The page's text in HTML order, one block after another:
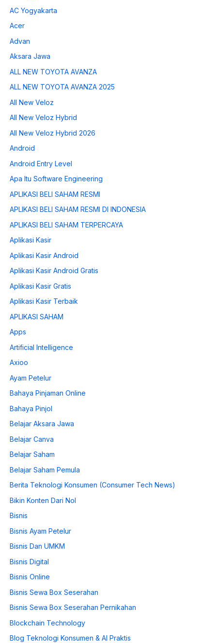
AC Yogyakarta
Acer
Advan
Aksara Jawa
ALL NEW TOYOTA AVANZA
ALL NEW TOYOTA AVANZA 2025
All New Veloz
All New Veloz Hybrid
All New Veloz Hybrid 2026
Android
Android Entry Level
Apa Itu Software Engineering
APLIKASI BELI SAHAM RESMI
APLIKASI BELI SAHAM RESMI DI INDONESIA
APLIKASI BELI SAHAM TERPERCAYA
Aplikasi Kasir
Aplikasi Kasir Android
Aplikasi Kasir Android Gratis
Aplikasi Kasir Gratis
Aplikasi Kasir Terbaik
APLIKASI SAHAM
Apps
Artificial Intelligence
Axioo
Ayam Petelur
Bahaya Pinjaman Online
Bahaya Pinjol
Belajar Aksara Jawa
Belajar Canva
Belajar Saham
Belajar Saham Pemula
Berita Teknologi Konsumen (Consumer Tech News)
Bikin Konten Dari Nol
Bisnis
Bisnis Ayam Petelur
Bisnis Dan UMKM
Bisnis Digital
Bisnis Online
Bisnis Sewa Box Seserahan
Bisnis Sewa Box Seserahan Pernikahan
Blockchain Technology
Blog Teknologi Konsumen & AI Praktis